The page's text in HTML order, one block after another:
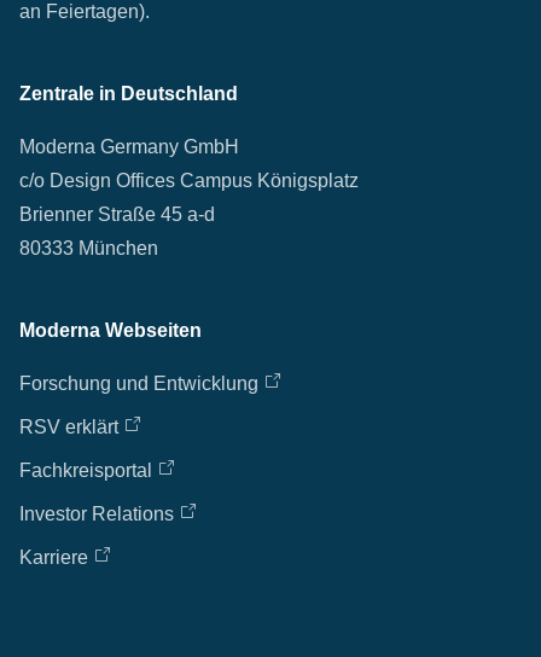
an Feiertagen).
Zentrale in Deutschland
Moderna Germany GmbH
c/o Design Offices Campus Königsplatz
Brienner Straße 45 a-d
80333 München
Moderna Webseiten
Forschung und Entwicklung
RSV erklärt
Fachkreisportal
Investor Relations
Karriere